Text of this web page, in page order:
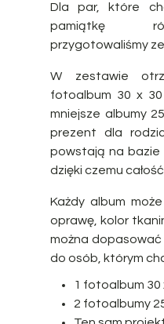
Dla par, które
pamiątkę
przygotowaliśmy
W zestawie
fotoalbum 30 x
mniejsze albumy
prezent dla
powstają na bazie
dzięki czemu
Każdy album
oprawę, kolor
można dopasować
do osób, którym
1 fotoalbum 30
2 fotoalbumy